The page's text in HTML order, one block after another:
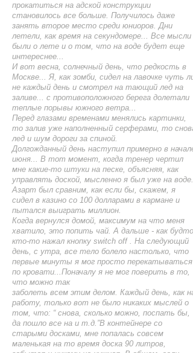
прокатиться на адской конструкции
становилось все больше. Получилось даже
занять второе место среди юниоров. Дни
летели, как время на секундомере... Все мысли
были о лете и о том, что на воде будет еще
интереснее...
И вот весна, солнечный день, что редкость в
Москве... Я, как зомби, сидел на лавочке чуть ли
не каждый день и смотрел на тающий лед на
заливе... с противоположного берега долетали
теплые порывы южного ветра...
Перед глазами временами менялись картинки,
то залив уже наполненный серферами, то снова
лед и шум дороги за спиной.
Долгожданный день наступил примерно в начале
июня... В тот момент, когда тренер чертил
мне какие-то штуки на песке, объясняя, как
управлять доской, мысленно я был уже на воде.
Азарт был сравним, как если бы, скажем, я
сидел в казино со 100 долларами в кармане и
пытался выиграть миллион.
Когда вернулся домой, максимум на что меня
хватило, это попить чай. А дальше - как будто
кто-то нажал кнопку switch off . На следующий
день, с утра, все тело болело настолько, что
первые минуты я мог просто перекатываться
по кровати...Поначалу я не мог поверить в то,
что можно так
заболеть всем этим делом. Каждый день, как на
работу, только вот не было никаких мыслей о
том, что: “ снова, сколько можно, поспать бы,
да пошло все на и т.д.”В контейнере со
старыми досками, мне попалась совсем
маленькая на то время доска 90 литров,